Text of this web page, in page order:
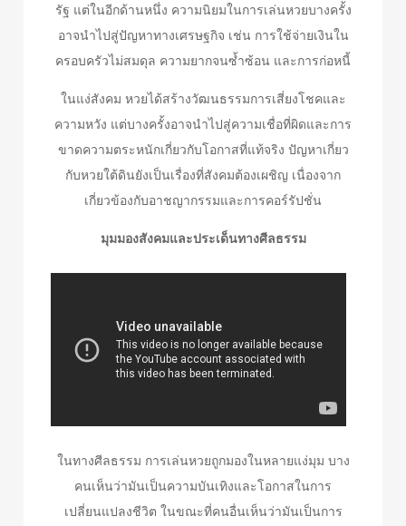
รัฐ แต่ในอีกด้านหนึ่ง ความนิยมในการเล่นหวยบางครั้ง
อาจนำไปสู่ปัญหาทางเศรษฐกิจ เช่น การใช้จ่ายเงินใน
ครอบครัวไม่สมดุล ความยากจนซ้ำซ้อน และการก่อหนี้
ในแง่สังคม หวยได้สร้างวัฒนธรรมการเสี่ยงโชคและ
ความหวัง แต่บางครั้งอาจนำไปสู่ความเชื่อที่ผิดและการ
ขาดความตระหนักเกี่ยวกับโอกาสที่แท้จริง ปัญหาเกี่ยว
กับหวยใต้ดินยังเป็นเรื่องที่สังคมต้องเผชิญ เนื่องจาก
เกี่ยวข้องกับอาชญากรรมและการคอร์รัปชั่น
มุมมองสังคมและประเด็นทางศีลธรรม
ในทางศีลธรรม การเล่นหวยถูกมองในหลายแง่มุม บาง
คนเห็นว่ามันเป็นความบันเทิงและโอกาสในการ
เปลี่ยนแปลงชีวิต ในขณะที่คนอื่นเห็นว่ามันเป็นการ